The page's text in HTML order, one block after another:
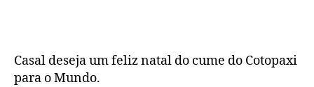
Casal deseja um feliz natal do cume do Cotopaxi
para o Mundo.